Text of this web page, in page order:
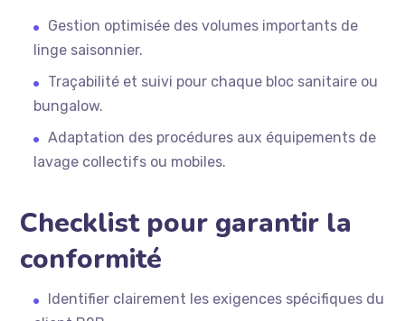
Gestion optimisée des volumes importants de
linge saisonnier.
Traçabilité et suivi pour chaque bloc sanitaire ou
bungalow.
Adaptation des procédures aux équipements de
lavage collectifs ou mobiles.
Checklist pour garantir la
conformité
Identifier clairement les exigences spécifiques du